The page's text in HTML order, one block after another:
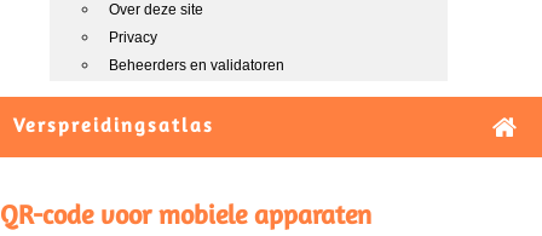
Over deze site
Privacy
Beheerders en validatoren
Verspreidingsatlas
QR-code voor mobiele apparaten